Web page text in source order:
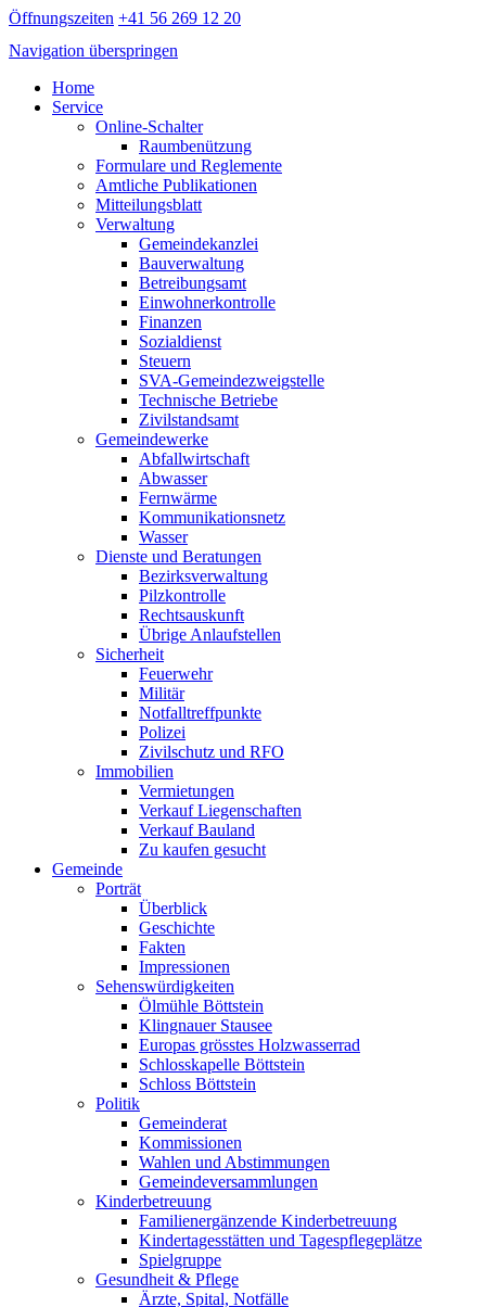
Öffnungszeiten +41 56 269 12 20
Navigation überspringen
Home
Service
Online-Schalter
Raumbenützung
Formulare und Reglemente
Amtliche Publikationen
Mitteilungsblatt
Verwaltung
Gemeindekanzlei
Bauverwaltung
Betreibungsamt
Einwohnerkontrolle
Finanzen
Sozialdienst
Steuern
SVA-Gemeindezweigstelle
Technische Betriebe
Zivilstandsamt
Gemeindewerke
Abfallwirtschaft
Abwasser
Fernwärme
Kommunikationsnetz
Wasser
Dienste und Beratungen
Bezirksverwaltung
Pilzkontrolle
Rechtsauskunft
Übrige Anlaufstellen
Sicherheit
Feuerwehr
Militär
Notfalltreffpunkte
Polizei
Zivilschutz und RFO
Immobilien
Vermietungen
Verkauf Liegenschaften
Verkauf Bauland
Zu kaufen gesucht
Gemeinde
Porträt
Überblick
Geschichte
Fakten
Impressionen
Sehenswürdigkeiten
Ölmühle Böttstein
Klingnauer Stausee
Europas grösstes Holzwasserrad
Schlosskapelle Böttstein
Schloss Böttstein
Politik
Gemeinderat
Kommissionen
Wahlen und Abstimmungen
Gemeindeversammlungen
Kinderbetreuung
Familienergänzende Kinderbetreuung
Kindertagesstätten und Tagespflegeplätze
Spielgruppe
Gesundheit & Pflege
Ärzte, Spital, Notfälle